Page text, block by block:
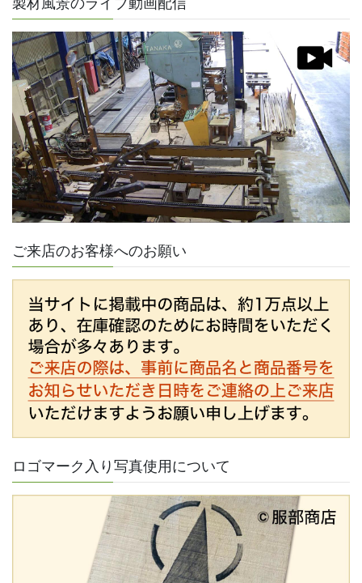
製材風景のライブ動画配信
ご来店のお客様へのお願い
ロゴマーク入り写真使用について